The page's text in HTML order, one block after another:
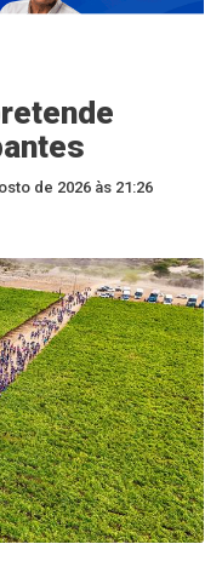
de 2026 às 21:26